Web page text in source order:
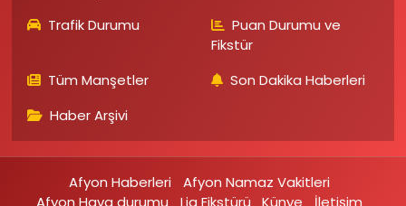
Trafik Durumu
Puan Durumu ve
Fikstür
Tüm Manşetler
Son Dakika Haberleri
Haber Arşivi
Afyon Haberleri
Afyon Namaz Vakitleri
Afyon Hava durumu
Lig Fikstürü Künye İletişim